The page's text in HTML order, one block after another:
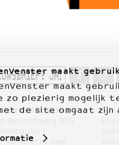
maakt
maakt
zo plezierig mogelijk
de site omgaat zijn
JA!
MD Rotterdam